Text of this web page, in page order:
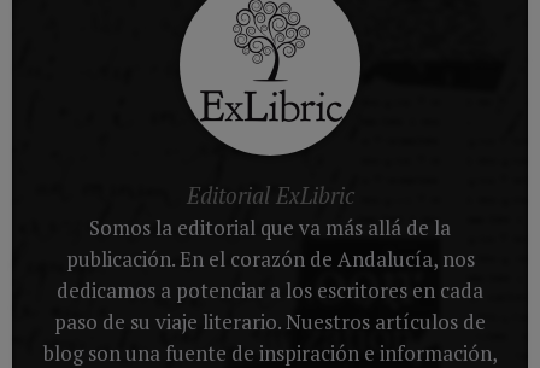
Editorial ExLibric
Somos la editorial que va más allá de la
publicación. En el corazón de Andalucía, nos
dedicamos a potenciar a los escritores en cada
paso de su viaje literario. Nuestros artículos de
blog son una fuente de inspiración e información,